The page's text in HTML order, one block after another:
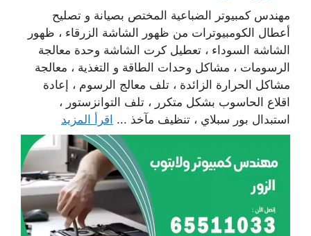
مهندس كمبيوتر الضباعية المختص بصيانة و تصليح
أعطال الكومبيوترات من ظهور الشاشة الزرقاء ، ظهور
الشاشة السوداء ، تعطيل كرت الشاشة وحدة معالجة
الرسومات ، مشاكل وحدات الطاقة و التغذية ، معالجة
مشاكل الحرارة الزائدة ، تلف معالج الرسوم ، إعادة
اقلاع الحاسوب بشكل متكرر ، تلف التوانزستور ،
استبدال بور سبلاي ، تنظيف مآخذ ... اقرأ المزيد